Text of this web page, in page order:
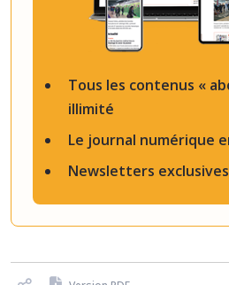
Tous les contenus «
illimité
Le journal numérique
Newsletters